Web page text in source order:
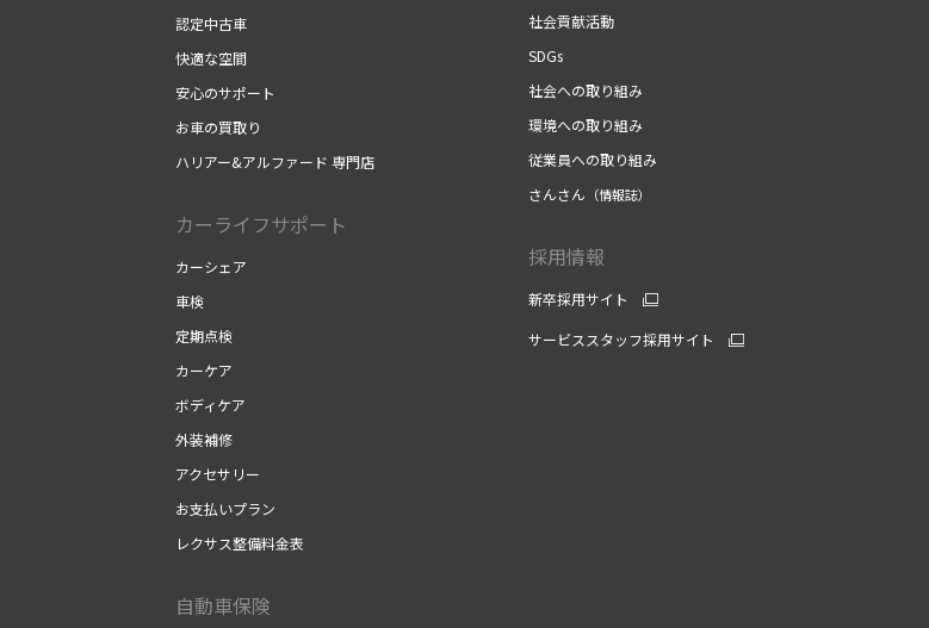
認定中古車
快適な空間
安心のサポート
お車の買取り
ハリアー&アルファード 専門店
カーライフサポート
カーシェア
車検
定期点検
カーケア
ボディケア
外装補修
アクセサリー
お支払いプラン
レクサス整備料金表
自動車保険
社会貢献活動
SDGs
社会への取り組み
環境への取り組み
従業員への取り組み
さんさん （情報誌）
採用情報
新卒採用サイト
サービススタッフ採用サイト